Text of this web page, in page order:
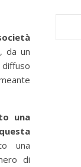
da un
una
una
di